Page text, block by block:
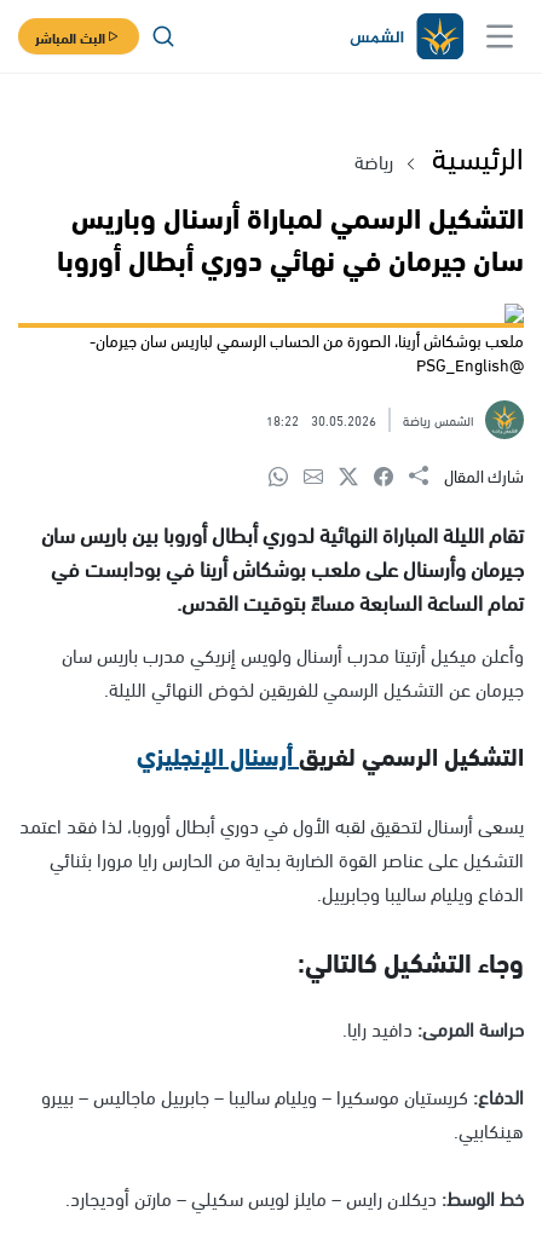
البث المباشر
الرئيسية رياضة
التشكيل الرسمي لمباراة أرسنال وباريس
سان جيرمان في نهائي دوري أبطال أوروبا
ملعب بوشكاش أرينا، الصورة من الحساب الرسمي لباريس سان جيرمان-
@PSG_English
الشمس رياضة 30.05.2026
18:22
شارك المقال
تقام الليلة المباراة النهائية لدوري أبطال أوروبا بين باريس سان
جيرمان وأرسنال على ملعب بوشكاش أرينا في بودابست في
تمام الساعة السابعة مساءً بتوقيت القدس.
وأعلن ميكيل أرتيتا مدرب أرسنال ولويس إنريكي مدرب باريس سان
جيرمان عن التشكيل الرسمي للفريقين لخوض النهائي الليلة.
التشكيل الرسمي لفريقأرسنال الإنجليزي
يسعى أرسنال لتحقيق لقبه الأول في دوري أبطال أوروبا، لذا فقد اعتمد
التشكيل على عناصر القوة الضاربة بداية من الحارس رايا مرورا بثنائي
الدفاع ويليام ساليبا وجابرييل.
وجاء التشكيل كالتالي:
حراسة المرمى: دافيد رايا.
الدفاع: كريستيان موسكيرا – ويليام ساليبا – جابرييل ماجاليس – بييرو
هينكابيي.
خط الوسط: ديكلان رايس – مايلز لويس سكيلي – مارتن أوديجارد.